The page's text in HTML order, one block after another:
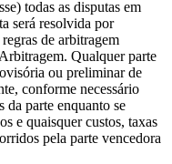
todas as disputas em
será resolvida por
de arbitragem
Qualquer parte
ou preliminar de
conforme necessário
da parte enquanto se
e quaisquer custos, taxas
pela parte vencedora